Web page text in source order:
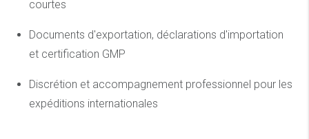
courtes
Documents d'exportation, déclarations d'importation
et certification GMP
Discrétion et accompagnement professionnel pour les
expéditions internationales